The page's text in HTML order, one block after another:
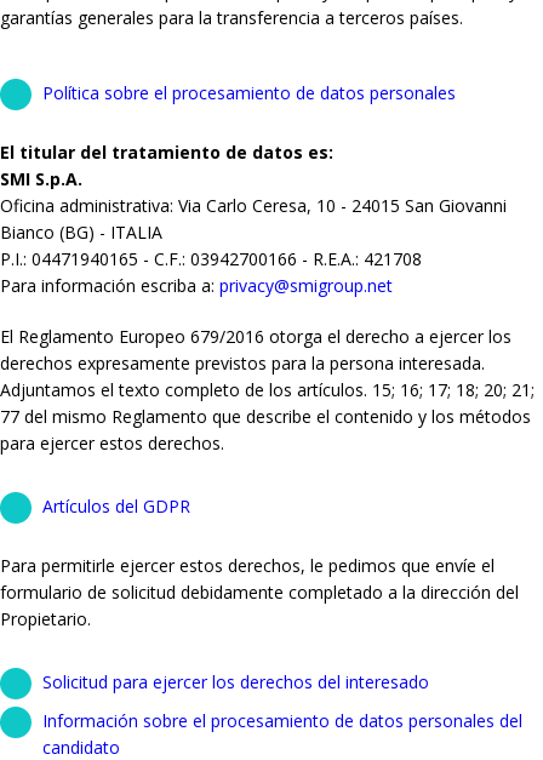
garantías generales para la transferencia a terceros países.
Política sobre el procesamiento de datos personales
El titular del tratamiento de datos es:
SMI S.p.A.
Oficina administrativa: Via Carlo Ceresa, 10 - 24015 San Giovanni
Bianco (BG) - ITALIA
P.I.: 04471940165 - C.F.: 03942700166 - R.E.A.: 421708
Para información escriba a: privacy@smigroup.net
El Reglamento Europeo 679/2016 otorga el derecho a ejercer los
derechos expresamente previstos para la persona interesada.
Adjuntamos el texto completo de los artículos. 15; 16; 17; 18; 20; 21;
77 del mismo Reglamento que describe el contenido y los métodos
para ejercer estos derechos.
Artículos del GDPR
Para permitirle ejercer estos derechos, le pedimos que envíe el
formulario de solicitud debidamente completado a la dirección del
Propietario.
Solicitud para ejercer los derechos del interesado
Información sobre el procesamiento de datos personales del
candidato